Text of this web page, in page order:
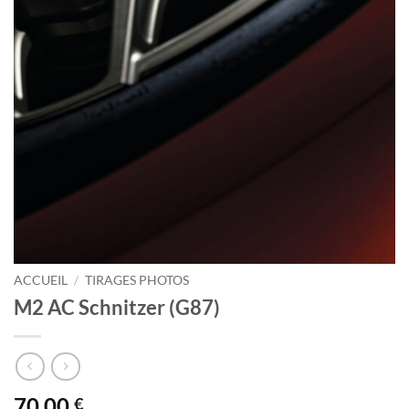
ACCUEIL / TIRAGES PHOTOS
M2 AC Schnitzer (G87)
€